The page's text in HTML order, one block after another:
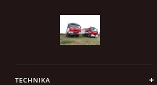
TECHNIKA